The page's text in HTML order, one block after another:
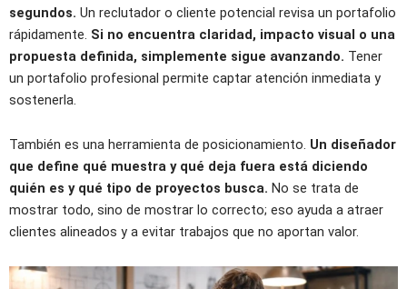
segundos. Un reclutador o cliente potencial revisa un portafolio
rápidamente. Si no encuentra claridad, impacto visual o una
propuesta definida, simplemente sigue avanzando. Tener
un portafolio profesional permite captar atención inmediata y
sostenerla.
También es una herramienta de posicionamiento. Un diseñador
que define qué muestra y qué deja fuera está diciendo
quién es y qué tipo de proyectos busca. No se trata de
mostrar todo, sino de mostrar lo correcto; eso ayuda a atraer
clientes alineados y a evitar trabajos que no aportan valor.